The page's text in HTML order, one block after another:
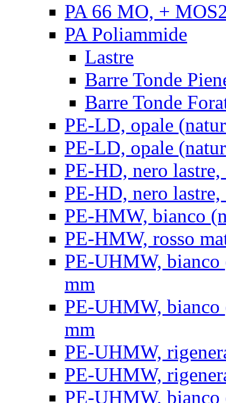
PA 66 MO, +
PA Poliammide
Lastre
Barre Tonde
Barre Tonde
PE-LD, opale
PE-LD, opale
PE-HD, nero lastre,
PE-HD, nero lastre,
PE-HMW, bianco
PE-HMW, rosso
PE-UHMW, bianco
mm
PE-UHMW, bianco
mm
PE-UHMW,
PE-UHMW,
PE-UHMW,